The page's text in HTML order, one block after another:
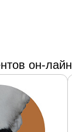
он-лайн